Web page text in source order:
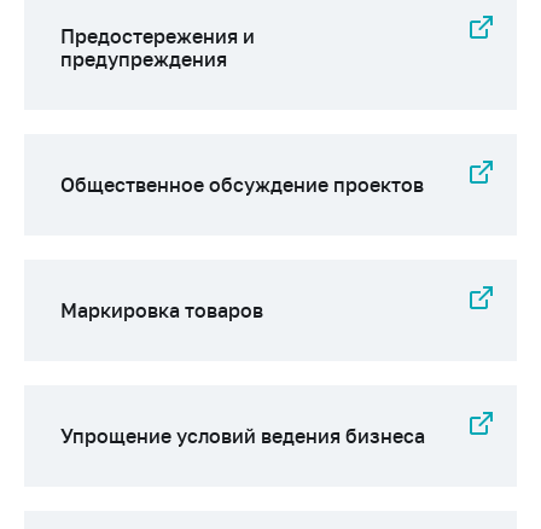
(отсутствия)
нарушения
предупреждения
Маркировка
Предостережения и
предупреждения
Общественное обсуждение проектов
Маркировка товаров
Упрощение условий ведения бизнеса